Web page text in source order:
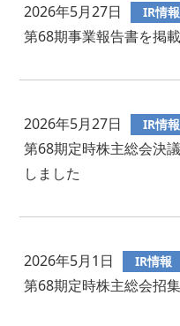
2026年5月27日 IR情報
第68期事業報告書を掲
2026年5月27日 IR情報
第68期定時株主総会決
しました
2026年5月1日 IR情報
第68期定時株主総会招